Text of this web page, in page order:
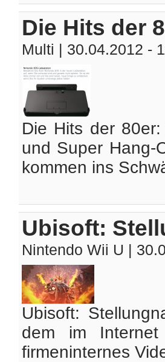
Die Hits der
Multi | 30.04.2012 -
Die Hits der
und Super Hang-
kommen ins
Ubisoft:
Nintendo Wii U |
Ubisoft:
dem im Internet
firmeninternes